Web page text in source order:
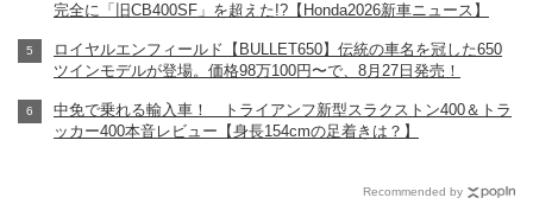
完全に「旧CB400SF」を超えた!?【Honda2026新車ニュース】
ロイヤルエンフィールド【BULLET650】伝統の車名を冠した650
ツインモデルが登場。価格98万100円〜で、8月27日発売！
中免で乗れる輸入車！ トライアンフ新型スラクストン400＆トラ
ッカー400本音レビュー【身長154cmの足着きは？】
Recommended by